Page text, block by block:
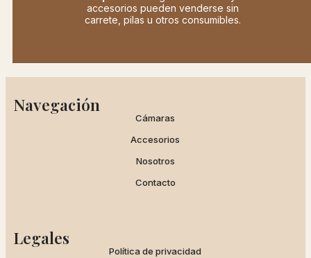
accesorios pueden venderse sin
carrete, pilas u otros consumibles.
Navegación
Cámaras
Accesorios
Nosotros
Contacto
Legales
Política de privacidad